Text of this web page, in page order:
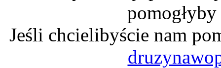
Jeśli chcielibyście nam